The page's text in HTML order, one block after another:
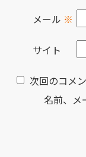
メール ※
サイト
次回のコメ
名前、メ